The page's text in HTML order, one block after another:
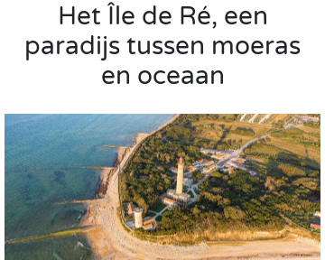
Het Île de Ré, een
paradijs tussen moeras
en oceaan